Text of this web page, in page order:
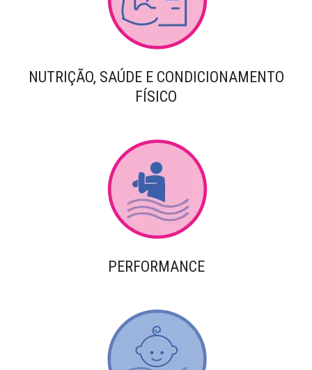
NUTRIÇÃO, SAÚDE E CONDICIONAMENTO
FÍSICO
PERFORMANCE